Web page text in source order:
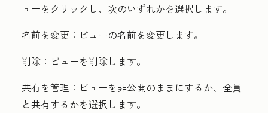
ューをクリックし、次のいずれかを選択します。
名前を変更： ビューの名前を変更します。
削除： ビューを削除します。
共有を管理： ビューを非公開のままにするか、全員
と共有するかを選択します。